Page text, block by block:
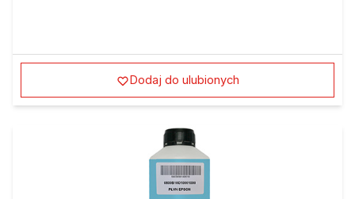
Dodaj do ulubionych